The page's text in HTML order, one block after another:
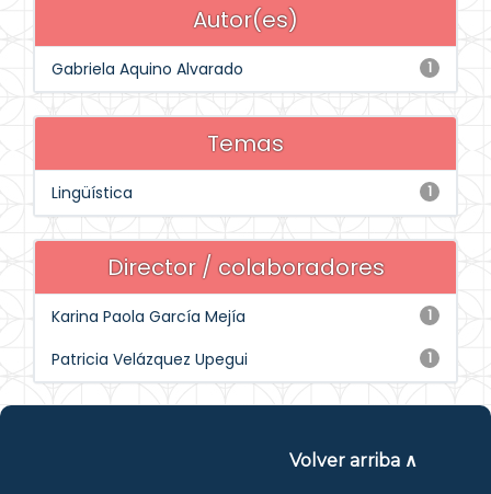
Autor(es)
1
Gabriela Aquino Alvarado
Temas
1
Lingüística
Director / colaboradores
1
Karina Paola García Mejía
1
Patricia Velázquez Upegui
Volver arriba ∧